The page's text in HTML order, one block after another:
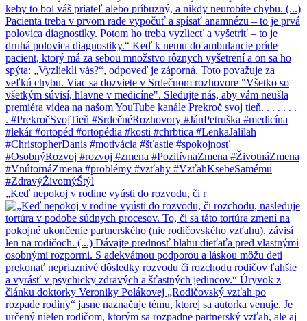
„Keď nepokoj v rodine vyústi do rozvodu, či r